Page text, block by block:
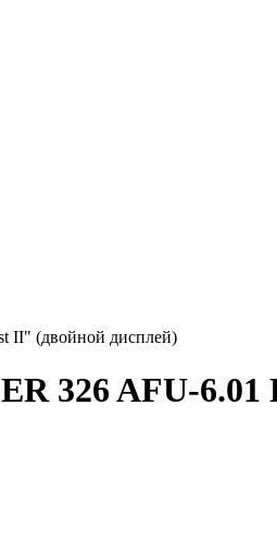
II" (двойной дисплей)
326 AFU-